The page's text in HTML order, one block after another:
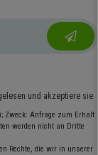
und akzeptiere sie
Zweck: Anfrage zum Erhalt
werden nicht an Dritte
Rechte, die wir in unserer